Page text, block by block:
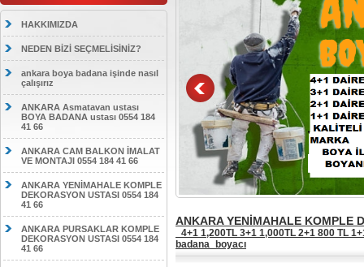
HAKKIMIZDA
NEDEN BİZİ SEÇMELİSİNİZ?
ankara boya badana işinde nasıl
çalışırız
ANKARA Asmatavan ustası
BOYA BADANA ustası 0554 184
41 66
ANKARA CAM BALKON İMALAT
VE MONTAJI 0554 184 41 66
ANKARA YENİMAHALE KOMPLE
DEKORASYON USTASI 0554 184
41 66
ANKARA PURSAKLAR KOMPLE
DEKORASYON USTASI 0554 184
41 66
ANKARA YENİMAHALE KOMPLE
_4+1 1,200TL 3+1 1,000TL 2+1 800 TL
badana_boyacı